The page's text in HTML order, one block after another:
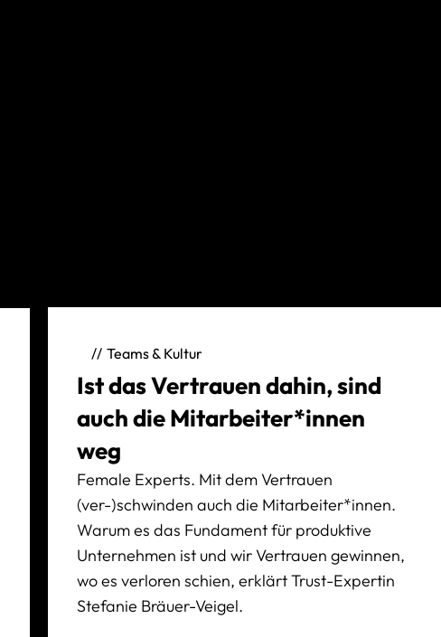
Teams & Kultur
Ist das Vertrauen dahin, sind
auch die Mitarbeiter*innen
weg
Female Experts. Mit dem Vertrauen
(ver-)schwinden auch die Mitarbeiter*innen.
Warum es das Fundament für produktive
Unternehmen ist und wir Vertrauen gewinnen,
wo es verloren schien, erklärt Trust-Expertin
Stefanie Bräuer-Veigel.